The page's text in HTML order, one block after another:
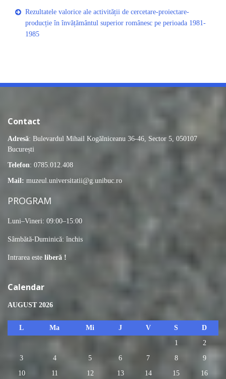
Rezultatele valorice ale activității de cercetare-proiectare-
producție în învățământul superior românesc pe perioada 1981-
1985
Contact
Adresă: Bulevardul Mihail Kogălniceanu 36-46, Sector 5, 050107
București
Telefon: 0785.012.408
Mail: muzeul.universitatii@g.unibuc.ro
PROGRAM
Luni–Vineri: 09:00–15:00
Sâmbătă-Duminică: închis
Intrarea este liberă !
Calendar
AUGUST 2026
L Ma Mi J V S
D
1
2
3
4 5 6 7 8
9
10
11 12 13 14 15 16